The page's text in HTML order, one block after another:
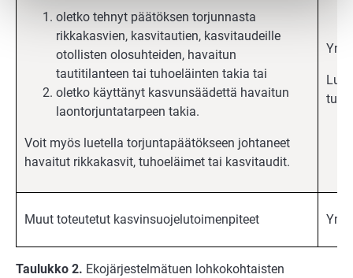
oletko tehnyt päätöksen torjunnasta
rikkakasvien, kasvitautien, kasvitaudeille
otollisten olosuhteiden, havaitun
tautitilanteen tai tuhoeläinten takia tai
oletko käyttänyt kasvunsäädettä havaitun
laontorjuntatarpeen takia.
Voit myös luetella torjuntapäätökseen johtaneet
havaitut rikkakasvit, tuhoeläimet tai kasvitaudit.
Muut toteutetut kasvinsuojelutoimenpiteet
Taulukko 2. Ekojärjestelmätuen lohkokohtaisten